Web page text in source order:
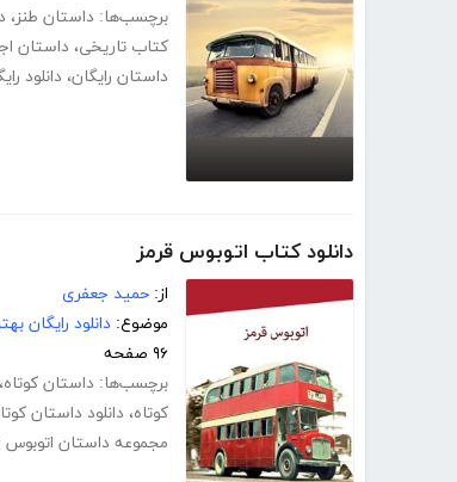
برچسب‌ها: داستان طنز،
کتاب تاریخی، داستان
داستان رایگان، دانلود
دانلود کتاب اتوبوس قرمز
از: حمید جعفری
موضوع: دانلود رایگان
۹۶ صفحه
برچسب‌ها: داستان کوتاه،
کوتاه، دانلود داستان
مجموعه داستان اتوبوس